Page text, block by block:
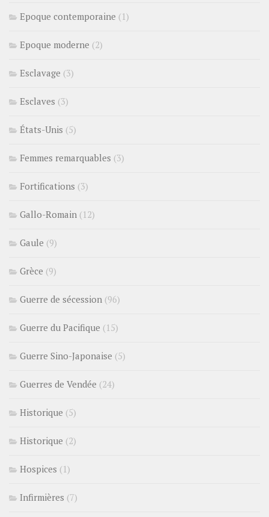
Epoque contemporaine (1)
Epoque moderne (2)
Esclavage (3)
Esclaves (3)
États-Unis (5)
Femmes remarquables (3)
Fortifications (3)
Gallo-Romain (12)
Gaule (9)
Grèce (9)
Guerre de sécession (96)
Guerre du Pacifique (15)
Guerre Sino-Japonaise (5)
Guerres de Vendée (24)
Historique (5)
Historique (2)
Hospices (1)
Infirmières (7)